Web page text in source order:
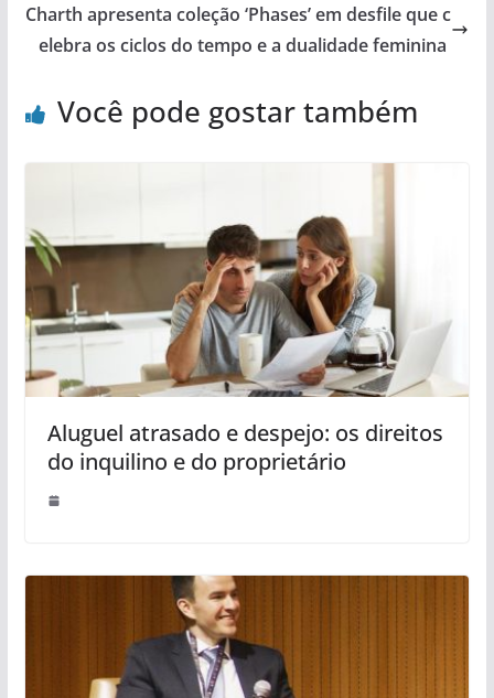
Charth apresenta coleção ‘Phases’ em desfile que c
elebra os ciclos do tempo e a dualidade feminina
Você pode gostar também
Aluguel atrasado e despejo: os direitos
do inquilino e do proprietário